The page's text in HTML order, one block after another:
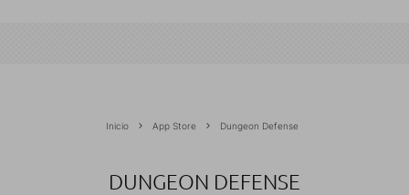
Inicio App Store Dungeon Defense
DUNGEON DEFENSE